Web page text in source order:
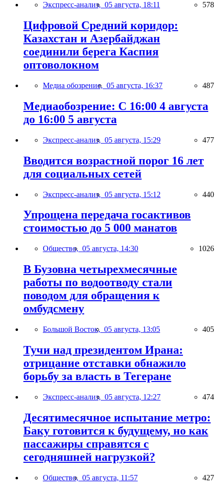
Экспресс-анализ, 05 августа, 18:11 578
Цифровой Средний коридор:
Казахстан и Азербайджан
соединили берега Каспия
оптоволокном
Медиа обозрение, 05 августа, 16:37 487
Медиаобозрение: С 16:00 4 августа
до 16:00 5 августа
Экспресс-анализ, 05 августа, 15:29 477
Вводится возрастной порог 16 лет
для социальных сетей
Экспресс-анализ, 05 августа, 15:12 440
Упрощена передача госактивов
стоимостью до 5 000 манатов
Общество, 05 августа, 14:30 1026
В Бузовна четырехмесячные
работы по водоотводу стали
поводом для обращения к
омбудсмену
Большой Восток, 05 августа, 13:05 405
Тучи над президентом Ирана:
отрицание отставки обнажило
борьбу за власть в Тегеране
Экспресс-анализ, 05 августа, 12:27 474
Десятимесячное испытание метро:
Баку готовится к будущему, но как
пассажиры справятся с
сегодняшней нагрузкой?
Общество, 05 августа, 11:57 427